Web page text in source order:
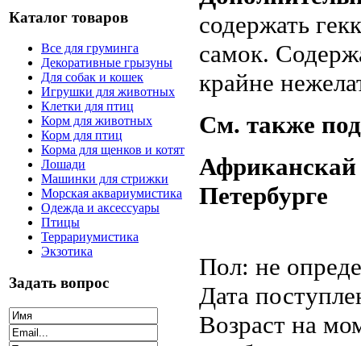
Каталог товаров
Все для груминга
Декоративные грызуны
Для собак и кошек
Игрушки для животных
Клетки для птиц
Корм для животных
Корм для птиц
Корма для щенков и котят
Лошади
Машинки для стрижки
Морская аквариумистика
Одежда и аксессуары
Птицы
Террариумистика
Экзотика
Задать вопрос
содержать
самок.
крайне
См. также
Африканскай
Петербурге
Пол: не
Дата
Возраст на